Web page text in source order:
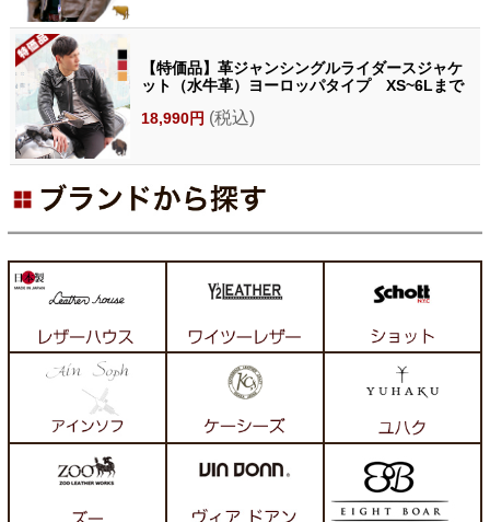
【特価品】革ジャンシングルライダースジャケ
ット（水牛革）ヨーロッパタイプ XS~6Lまで
18,990円 (税込)